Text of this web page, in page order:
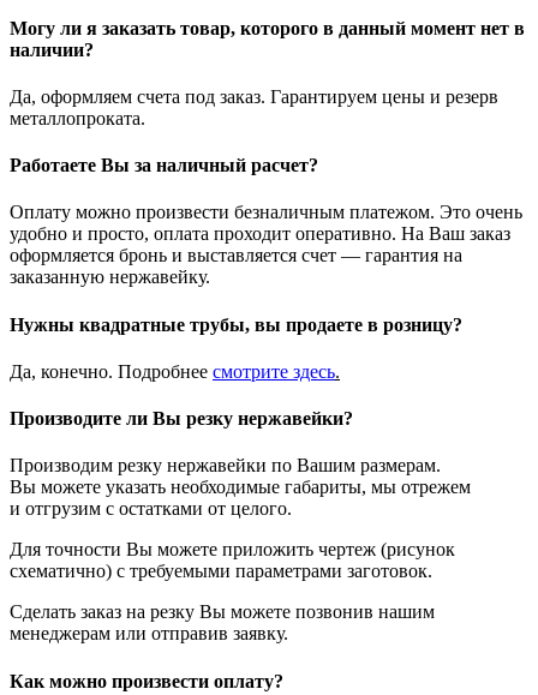
Могу ли я заказать товар, которого в данный момент нет в
наличии?
Да, оформляем счета под заказ. Гарантируем цены и резерв
металлопроката.
Работаете Вы за наличный расчет?
Оплату можно произвести безналичным платежом. Это очень
удобно и просто, оплата проходит оперативно. На Ваш заказ
оформляется бронь и выставляется счет — гарантия на
заказанную нержавейку.
Нужны квадратные трубы, вы продаете в розницу?
Да, конечно. Подробнее смотрите здесь.
Производите ли Вы резку нержавейки?
Производим резку нержавейки по Вашим размерам.
Вы можете указать необходимые габариты, мы отрежем
и отгрузим с остатками от целого.
Для точности Вы можете приложить чертеж (рисунок
схематично) с требуемыми параметрами заготовок.
Сделать заказ на резку Вы можете позвонив нашим
менеджерам или отправив заявку.
Как можно произвести оплату?